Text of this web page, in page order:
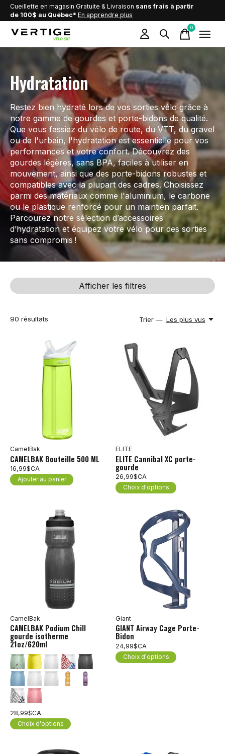
Cueillette en magasin Gratuite & Livraison sans frais à partir
de 100$ au Québec* En apprendre plus
0items
Hydratation
Restez bien hydraté lors de vos sorties vélo grâce à
notre gamme de gourdes et porte-bidons de qualité.
Que vous fassiez du vélo de route, du VTT, du gravel
ou de l'urbain, l'hydratation est essentielle pour vos
performances et votre confort. Découvrez des
gourdes légères, sans BPA, faciles à utiliser en
mouvement, ainsi que des porte-bidons robustes et
compatibles avec la plupart des cadres. Choisissez
parmi des matériaux comme l'aluminium, le carbone
ou le plastique renforcé pour un maintien parfait.
Parcourez notre sélection d’accessoires
d’hydratation et équipez votre vélo pour des sorties
sans compromis !
Afficher les filtres
90 résultats Trier — Les plus vus
CamelBak
CAMELBAK Bouteille 500 ML
16,99$CA
Ajouter au panier
ELITE
ELITE Cannibal XC porte-
gourde
26,99$CA
Choix d'options
CamelBak
CAMELBAK Podium Chill
gourde isotherme
21oz/620ml
28,99$CA
Choix d'options
Giant
GIANT Airway Cage Porte-
Bidon
24,99$CA
Choix d'options